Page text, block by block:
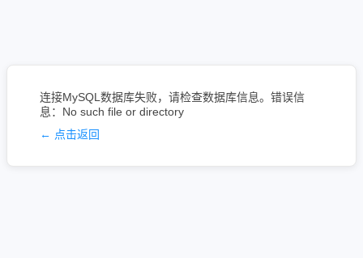
连接MySQL数据库失败，请检查数据库信息。错误信
息：No such file or directory
← 点击返回